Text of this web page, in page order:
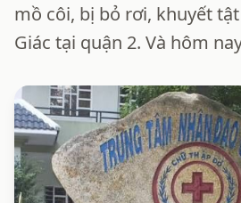
mồ côi, bị bỏ rơi, khuyết
Giác tại quận 2. Và hôm